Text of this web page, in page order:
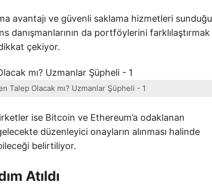
avantajı ve güvenli saklama hizmetleri sunduğu
danışmanlarının da portföylerini farklılaştırmak
çekiyor.
Talep Olacak mı? Uzmanlar Şüpheli - 1
ise Bitcoin ve Ethereum’a odaklanan
düzenleyici onayların alınması halinde
belirtiliyor.
Atıldı